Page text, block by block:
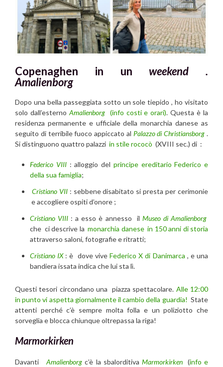
Copenaghen in un weekend .
Amalienborg
Dopo una bella passeggiata sotto un sole tiepido , ho visitato
solo dall’esterno Amalienborg (info costi e orari). Questa è la
residenza permanente e ufficiale della monarchia danese as
seguito di terribile fuoco appiccato al Palazzo di Christiansborg .
Si distinguono quattro palazzi in stile rococò (XVIII sec.) di :
Federico VIII : alloggio del principe ereditario Federico e
della sua famiglia;
Cristiano VII : sebbene disabitato si presta per cerimonie
e accogliere ospiti d’onore ;
Cristiano VIII : a esso è annesso il Museo di Amalienborg
che ci descrive lamonarchia danese in 150 anni di storia
attraverso saloni, fotografie e ritratti;
Cristiano IX : è dove viveFederico X di Danimarca , e una
bandiera issata indica che lui sta lì.
Questi tesori circondano una piazza spettacolare. Alle 12:00
in punto vi aspetta giornalmente il cambio della guardia! State
attenti perché c’è sempre molta folla e un poliziotto che
sorveglia e blocca chiunque oltrepassa la riga!
Marmorkirken
DavantiAmalienborg c’è la sbalorditiva Marmorkirken (info e